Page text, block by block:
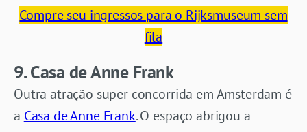
Compre seu ingressos para o Rijksmuseum sem
fila
9. Casa de Anne Frank
Outra atração super concorrida em Amsterdam é
a Casa de Anne Frank. O espaço abrigou a